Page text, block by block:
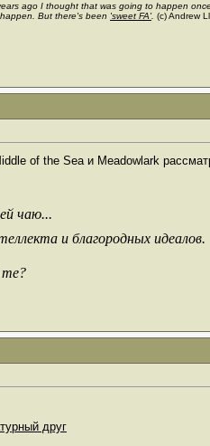
ago I thought that was going to happen
But there's been 'sweet FA'. (c) Andrew
of the Sea и Meadowlark
чаю...
и благородных идеалов.
друг